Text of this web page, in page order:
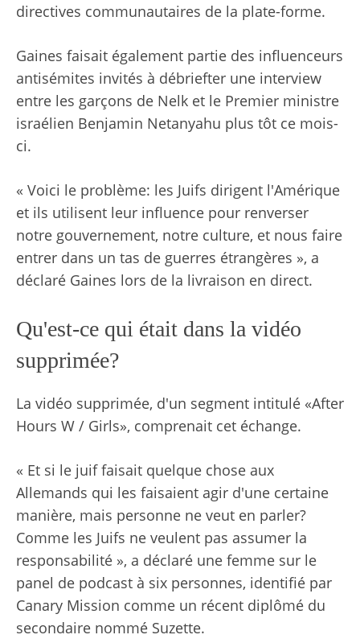
directives communautaires de la plate-forme.
Gaines faisait également partie des influenceurs
antisémites invités à débriefter une interview
entre les garçons de Nelk et le Premier ministre
israélien Benjamin Netanyahu plus tôt ce mois-
ci.
« Voici le problème: les Juifs dirigent l'Amérique
et ils utilisent leur influence pour renverser
notre gouvernement, notre culture, et nous faire
entrer dans un tas de guerres étrangères », a
déclaré Gaines lors de la livraison en direct.
Qu'est-ce qui était dans la vidéo
supprimée?
La vidéo supprimée, d'un segment intitulé «After
Hours W / Girls», comprenait cet échange.
« Et si le juif faisait quelque chose aux
Allemands qui les faisaient agir d'une certaine
manière, mais personne ne veut en parler?
Comme les Juifs ne veulent pas assumer la
responsabilité », a déclaré une femme sur le
panel de podcast à six personnes, identifié par
Canary Mission comme un récent diplômé du
secondaire nommé Suzette.